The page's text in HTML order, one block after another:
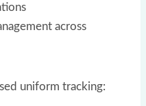
across
uniform tracking: